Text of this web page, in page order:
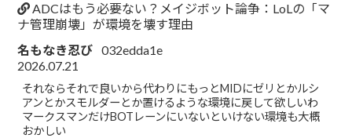
ADCはもう必要ない？メイジボット論争：LoLの「マ
ナ管理崩壊」が環境を壊す理由
名もなき忍び 032edda1e
2026.07.21
それならそれで良いから代わりにもっとMIDにゼリとかルシ
アンとかスモルダーとか置けるような環境に戻して欲しいわ
マークスマンだけBOTレーンにいないといけない環境も大概
おかしい